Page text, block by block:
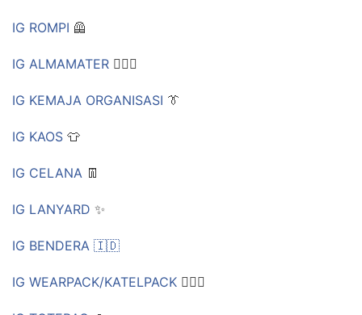
IG ROMPI 🦺
IG ALMAMATER 🕵🏼‍♀
IG KEMAJA ORGANISASI 👔
IG KAOS 👕
IG CELANA 👖
IG LANYARD ✨
IG BENDERA 🇮🇩
IG WEARPACK/KATELPACK 👷🏻‍♂